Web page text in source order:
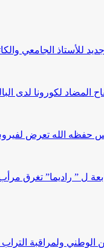
للأستاذ الجامعي
لدى البالغين 60 سنة فما فوق
الله تعرض لفيروس
ل ” راديما” تغرق
الوطني ولمراقبة